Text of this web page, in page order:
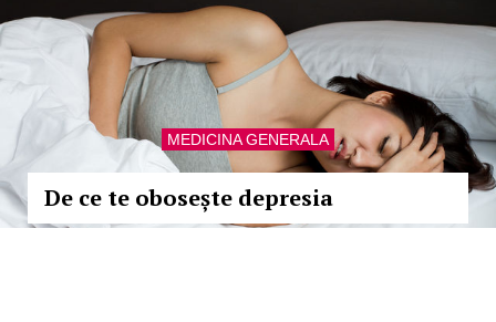
MEDICINA GENERALA
De ce te obosește depresia